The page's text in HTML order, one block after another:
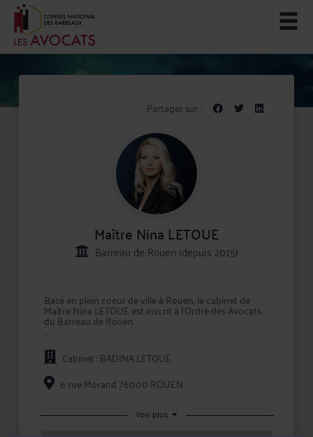
Partager sur :
Maître Nina LETOUE
Barreau de Rouen (depuis 2015)
Basé en plein coeur de ville à Rouen, le cabinet de
Maître Nina LETOUE est inscrit à l'Ordre des Avocats
du Barreau de Rouen.
Maître LETOUE apporte à ses clients la compétence
et la réactivité indispensables à leur information et à
la défense de leurs intérêts, tant en conseil que lors
d'une procédure judiciaire.
En prenant conseil ou en confiant la défense de vos
active, de compétences certifiées, et d'une totale
Cabinet : BADINA LETOUE
6 rue Morand 76000 ROUEN
Voir plus